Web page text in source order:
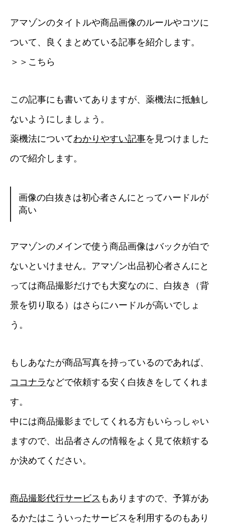
アマゾンのタイトルや商品画像のルールやコツに
ついて、良くまとめている記事を紹介します。
＞＞こちら
この記事にも書いてありますが、薬機法に抵触し
ないようにしましょう。
薬機法についてわかりやすい記事を見つけました
ので紹介します。
画像の白抜きは初心者さんにとってハードルが
高い
アマゾンのメインで使う商品画像はバックが白で
ないといけません。アマゾン出品初心者さんにと
っては商品撮影だけでも大変なのに、白抜き（背
景を切り取る）はさらにハードルが高いでしょ
う。
もしあなたが商品写真を持っているのであれば、
ココナラ などで依頼する安く白抜きをしてくれま
す。
中には商品撮影までしてくれる方もいらっしゃい
ますので、出品者さんの情報をよく見て依頼する
か決めてください。
商品撮影代行サービス もありますので、予算があ
るかたはこういったサービスを利用するのもあり